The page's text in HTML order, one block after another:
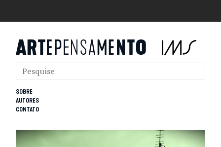
SOBRE
AUTORES
CONTATO